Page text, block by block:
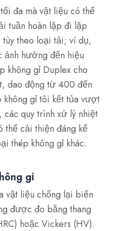
đa mà vật liệu có thể
tuần hoàn lặp đi lặp
theo loại tải; ví dụ,
ảnh hưởng đến hiệu
không gỉ Duplex cho
dao động từ 400 đến
không gỉ tôi kết tủa vượt
quy trình xử lý nhiệt
thể cải thiện đáng kể
thép không gỉ khác.
gỉ
vật liệu chống lại biến
được đo bằng thang
hoặc Vickers (HV).